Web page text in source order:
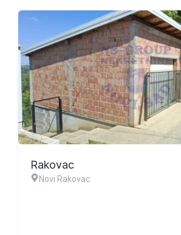
Ekskluzivna ponuda
Rakovac
Novi Rakovac